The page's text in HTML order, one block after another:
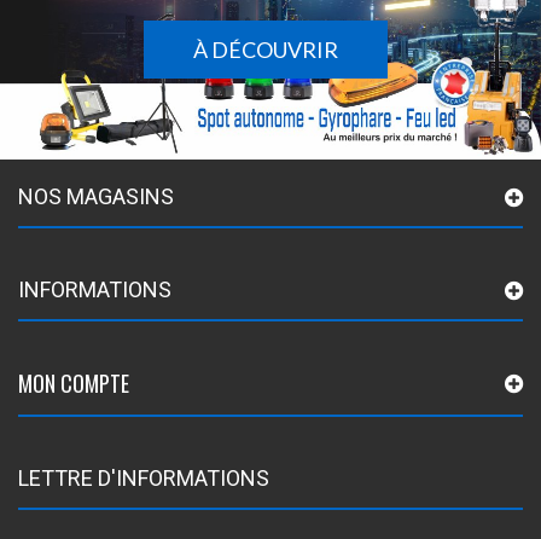
À DÉCOUVRIR
NOS MAGASINS
INFORMATIONS
MON COMPTE
LETTRE D'INFORMATIONS